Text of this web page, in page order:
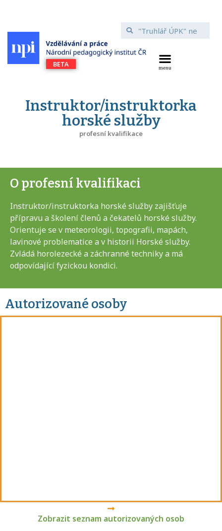
Instruktor/instruktorka
horské služby
profesní kvalifikace
O profesní kvalifikaci
Instruktor/instruktorka horské služby zajišťuje
přípravu a školení členů a čekatelů horské služby.
Orientuje se v meteorologii, topografii, mapách,
lavinové problematice a v historii Horské služby.
Zvládá horolezecké a záchranné techniky a má
odpovídající fyzickou kondici.
Autorizované osoby
Zobrazit seznam autorizovaných osob